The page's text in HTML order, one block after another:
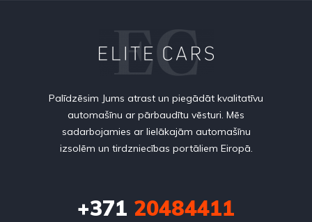
Palīdzēsim Jums atrast un piegādāt kvalitatīvu
automašīnu ar pārbaudītu vēsturi. Mēs
sadarbojamies ar lielākajām automašīnu
izsolēm un tirdzniecības portāliem Eiropā.
+371 20484411